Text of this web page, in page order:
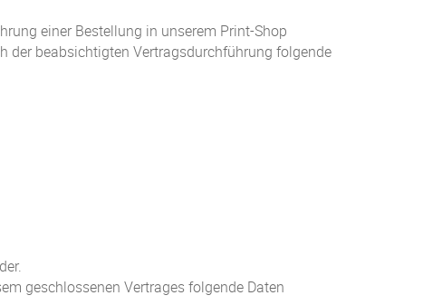
einer Bestellung in unserem Print-Shop
der beabsichtigten Vertragsdurchführung folgende
geschlossenen Vertrages folgende Daten